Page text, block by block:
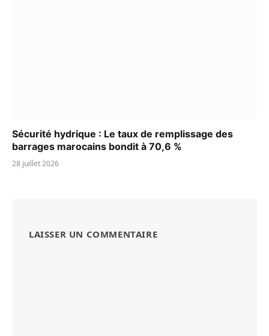
Sécurité hydrique : Le taux de remplissage des
barrages marocains bondit à 70,6 %
28 juillet 2026
LAISSER UN COMMENTAIRE